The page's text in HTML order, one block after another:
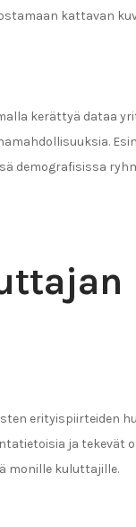
kattavan
kerättyä dataa
demografisissa
erityispiirteiden
ja tekevät
monille kuluttajille.